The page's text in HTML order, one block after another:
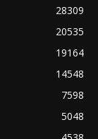
28309
20535
19164
14548
7598
5048